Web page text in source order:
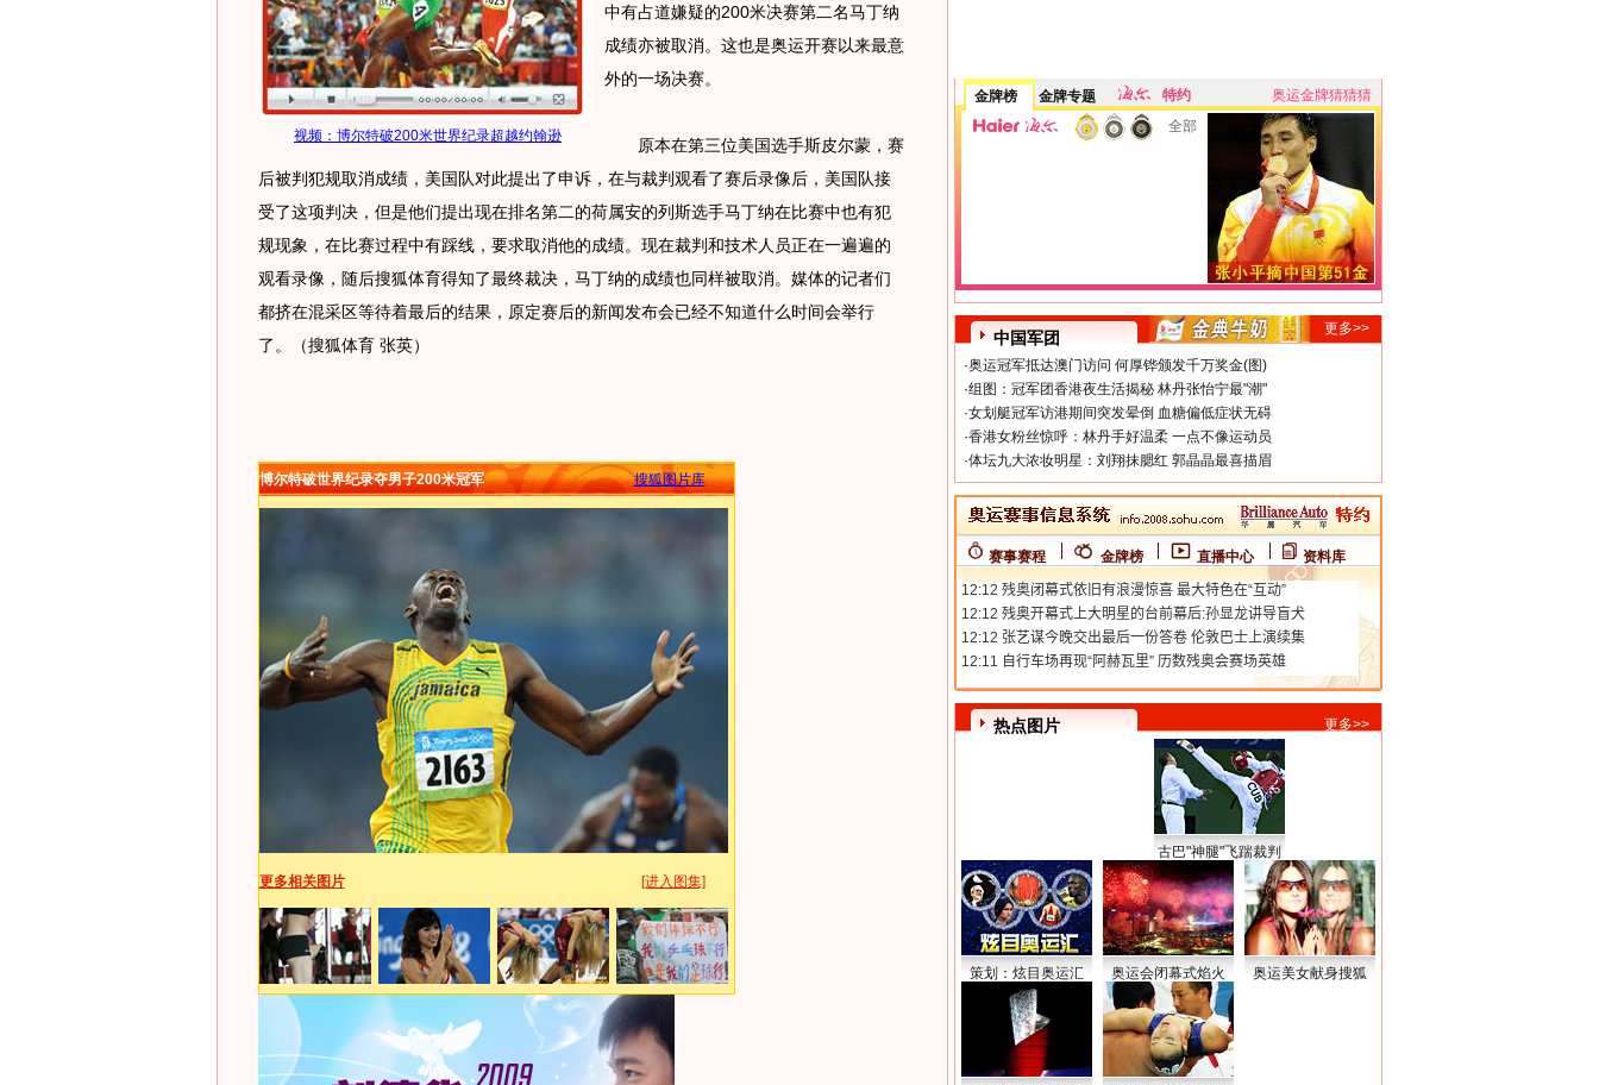
视频：博尔特破200米世界纪录超越约翰逊
中有占道嫌疑的200米决赛第二名马丁纳
成绩亦被取消。这也是奥运开赛以来最意
外的一场决赛。
原本在第三位美国选手斯皮尔蒙，赛
后被判犯规取消成绩，美国队对此提出了申诉，在与裁判观看了赛后录像后，美国队接
受了这项判决，但是他们提出现在排名第二的荷属安的列斯选手马丁纳在比赛中也有犯
规现象，在比赛过程中有踩线，要求取消他的成绩。现在裁判和技术人员正在一遍遍的
观看录像，随后搜狐体育得知了最终裁决，马丁纳的成绩也同样被取消。媒体的记者们
都挤在混采区等待着最后的结果，原定赛后的新闻发布会已经不知道什么时间会举行
了。（搜狐体育 张英）
博尔特破世界纪录夺男子200米冠军 搜狐图片库
更多相关图片 [进入图集]
金牌榜 金牌专题 特约
奥运金牌猜猜猜
全部
中国军团
更多>>
·奥运冠军抵达澳门访问 何厚铧颁发千万奖金(图)
·组图：冠军团香港夜生活揭秘 林丹张怡宁最"潮"
·女划艇冠军访港期间突发晕倒 血糖偏低症状无碍
·香港女粉丝惊呼：林丹手好温柔 一点不像运动员
·体坛九大浓妆明星：刘翔抹腮红 郭晶晶最喜描眉
赛事赛程 金牌榜 直播中心 资料库
热点图片 更多>>
古巴"神腿"飞踹裁判
策划：炫目奥运汇 奥运会闭幕式焰火 奥运美女献身搜狐